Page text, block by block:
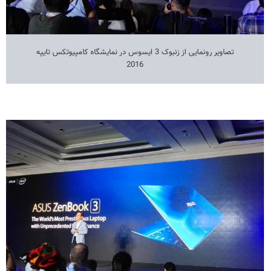
تصاویر رونمایی از زنبوک 3 ایسوس در نمایشگاه کامپیوتکس تایپه
2016